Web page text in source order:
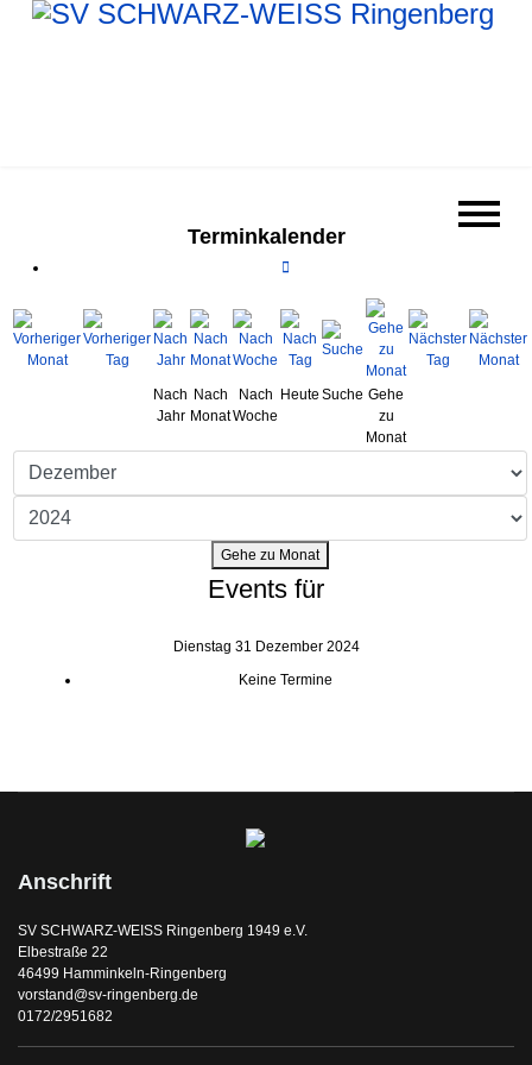
Terminkalender
Nach
Jahr
Nach
Monat
Nach
Woche
Heute Suche Gehe
zu
Monat
Gehe zu Monat
Events für
Dienstag 31 Dezember 2024
Keine Termine
Anschrift
SV SCHWARZ-WEISS Ringenberg 1949 e.V.
Elbestraße 22
46499 Hamminkeln-Ringenberg
vorstand@sv-ringenberg.de
0172/2951682